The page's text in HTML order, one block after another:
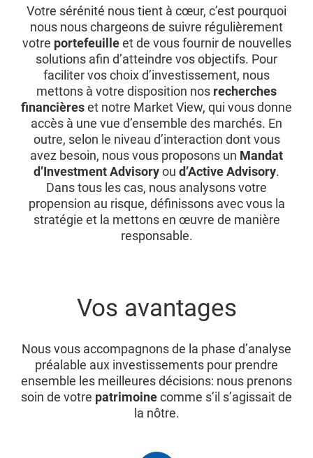
Votre sérénité nous tient à cœur, c’est pourquoi
nous nous chargeons de suivre régulièrement
votre portefeuilleet de vous fournir de nouvelles
solutions afin d’atteindre vos objectifs. Pour
faciliter vos choix d’investissement, nous
mettons à votre disposition nos recherches
financièreset notre Market View, qui vous donne
accès à une vue d’ensemble des marchés. En
outre, selon le niveau d’interaction dont vous
avez besoin, nous vous proposons un Mandat
d’Investment Advisoryou d’Active Advisory.
Dans tous les cas, nous analysons votre
propension au risque, définissons avec vous la
stratégie et la mettons en œuvre de manière
responsable.
Vos avantages
Nous vous accompagnons de la phase d’analyse
préalable aux investissements pour prendre
ensemble les meilleures décisions: nous prenons
soin de votre patrimoinecomme s’il s’agissait de
la nôtre.